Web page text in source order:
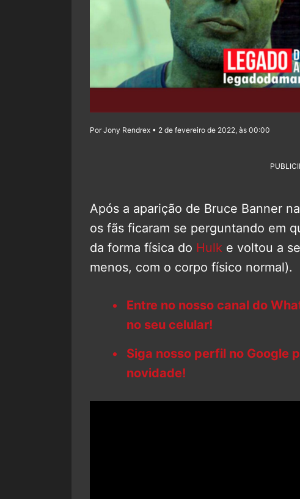
Por Jony Rendrex • 2 de fevereiro de 2022, às 00:00
Após a aparição de Bruce Banner
os fãs ficaram se perguntando em
da forma física do Hulk e voltou a
menos, com o corpo físico normal).
Entre no nosso canal do
no seu celular!
Siga nosso perfil no Google
novidade!